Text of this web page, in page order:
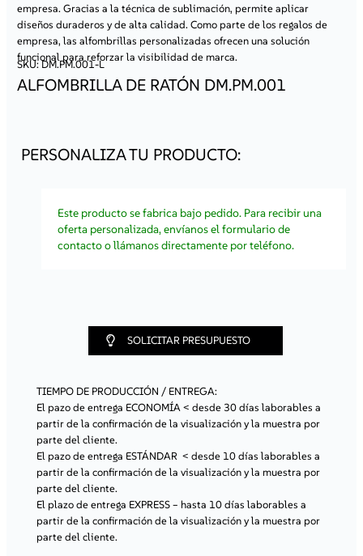
Precios atractivos– al iniciar sesión, tendrás acceso a
ofertas especiales disponibles solo para clientes
registrados.
Contacto individual con un representante
especialista dedicado te ayudará a resolver todas tus
dudas y te asesorará en la elección de las mejores
soluciones.
necesidades de tu empresa.
Registro / Acceso
empresa. Gracias a la técnica de sublimación, permite aplicar
diseños duraderos y de alta calidad. Como parte de los regalos de
empresa, las alfombrillas personalizadas ofrecen una solución
funcional para reforzar la visibilidad de marca.
SKU: DM.PM.001-L
ALFOMBRILLA DE RATÓN DM.PM.001
Este producto se fabrica bajo pedido. Para recibir una
oferta personalizada, envíanos el formulario de
contacto o llámanos directamente por teléfono.
SOLICITAR PRESUPUESTO
TIEMPO DE PRODUCCIÓN / ENTREGA:
El pazo de entrega ECONOMÍA< desde 30 días laborables a
partir de la confirmación de la visualización y la muestra por
parte del cliente.
El pazo de entrega ESTÁNDAR< desde 10 días laborables a
partir de la confirmación de la visualización y la muestra por
parte del cliente.
El plazo de entrega EXPRESS– hasta 10 días laborables a
partir de la confirmación de la visualización y la muestra por
parte del cliente.